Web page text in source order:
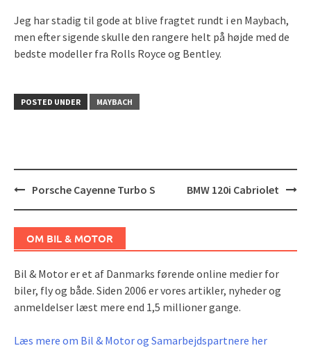
Jeg har stadig til gode at blive fragtet rundt i en Maybach,
men efter sigende skulle den rangere helt på højde med de
bedste modeller fra Rolls Royce og Bentley.
POSTED UNDER MAYBACH
PostPorsche Cayenne Turbo S BMW 120i Cabriolet
OM BIL & MOTOR
Bil & Motor er et af Danmarks førende online medier for
biler, fly og både. Siden 2006 er vores artikler, nyheder og
anmeldelser læst mere end 1,5 millioner gange.
Læs mere om Bil & Motor og Samarbejdspartnere her